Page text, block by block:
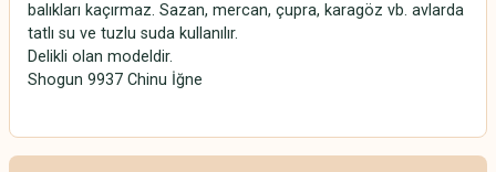
balıkları kaçırmaz. Sazan, mercan, çupra, karagöz vb. avlarda
tatlı su ve tuzlu suda kullanılır.
Delikli olan modeldir.
Shogun 9937 Chinu İğne